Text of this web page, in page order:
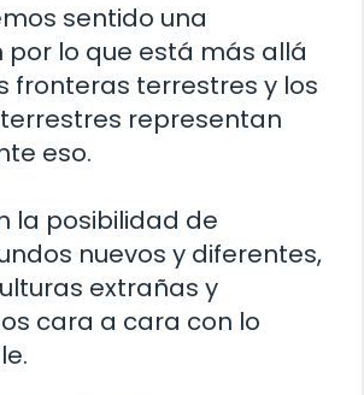
sentido una
por lo que está más allá
fronteras terrestres y los
representan
eso.
la posibilidad de
nuevos y diferentes,
extrañas y
cara a cara con lo